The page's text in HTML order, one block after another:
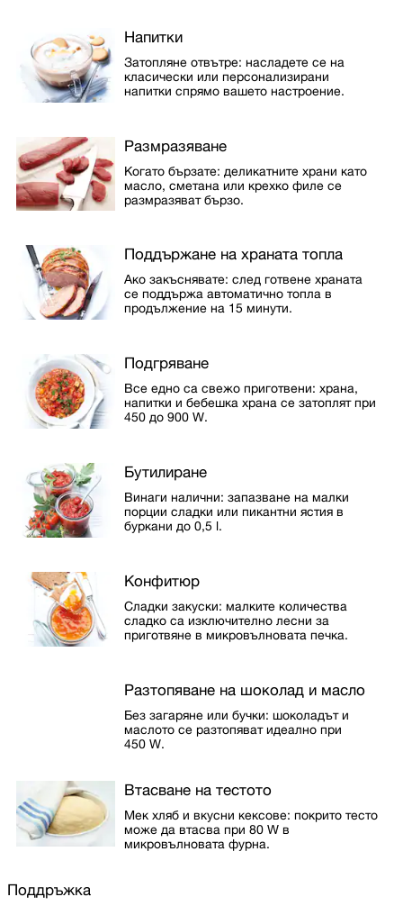
Напитки
Затопляне отвътре: насладете се на
класически или персонализирани
напитки спрямо вашето настроение.
Размразяване
Когато бързате: деликатните храни като
масло, сметана или крехко филе се
размразяват бързо.
Поддържане на храната топла
Ако закъснявате: след готвене храната
се поддържа автоматично топла в
продължение на 15 минути.
Подгряване
Все едно са свежо приготвени: храна,
напитки и бебешка храна се затоплят при
450 до 900 W.
Бутилиране
Винаги налични: запазване на малки
порции сладки или пикантни ястия в
буркани до 0,5 l.
Конфитюр
Сладки закуски: малките количества
сладко са изключително лесни за
приготвяне в микровълновата печка.
Разтопяване на шоколад и масло
Без загаряне или бучки: шоколадът и
маслото се разтопяват идеално при
450 W.
Втасване на тестото
Мек хляб и вкусни кексове: покрито тесто
може да втасва при 80 W в
микровълновата фурна.
Поддръжка